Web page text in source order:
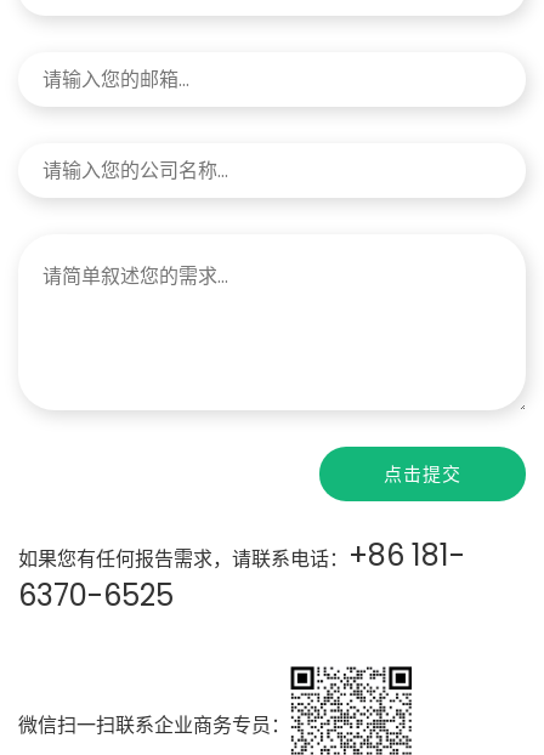
点击提交
如果您有任何报告需求，请联系电话： +86 181-
6370-6525
微信扫一扫联系企业商务专员：